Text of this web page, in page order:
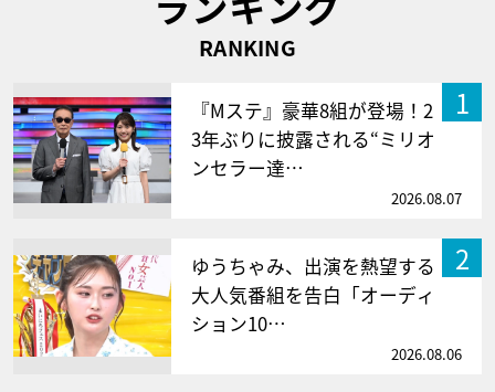
RANKING
1
『Mステ』豪華8組が登場！2
3年ぶりに披露される“ミリオ
ンセラー達…
2026.08.07
2
ゆうちゃみ、出演を熱望する
大人気番組を告白「オーディ
ション10…
2026.08.06